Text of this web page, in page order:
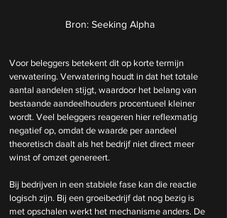
Bron: Seeking Alpha
Voor beleggers betekent dit op korte termijn
verwatering. Verwatering houdt in dat het totale
aantal aandelen stijgt, waardoor het belang van
bestaande aandeelhouders procentueel kleiner
wordt. Veel beleggers reageren hier reflexmatig
negatief op, omdat de waarde per aandeel
theoretisch daalt als het bedrijf niet direct meer
winst of omzet genereert.
Bij bedrijven in een stabiele fase kan die reactie
logisch zijn. Bij een groeibedrijf dat nog bezig is
met opschalen werkt het mechanisme anders. De